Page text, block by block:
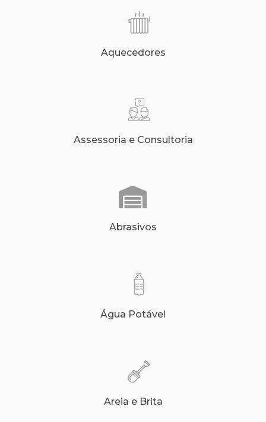
Aquecedores
Assessoria e Consultoria
Abrasivos
Água Potável
Areia e Brita